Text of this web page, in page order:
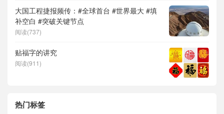
大国工程捷报频传：#全球首台 #世界最大 #填
补空白 #突破关键节点
阅读(737)
贴福字的讲究
阅读(911)
热门标签